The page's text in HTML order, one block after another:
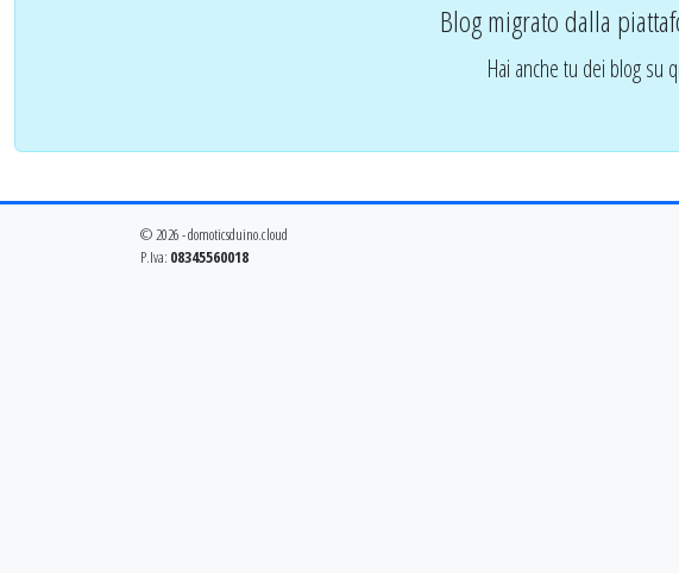
Blog migrato dalla
Hai anche tu dei blog su
© 2026 - domoticsduino.cloud
P.Iva: 08345560018